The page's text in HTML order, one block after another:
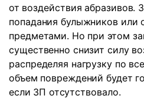
от воздействия абразивов.
попадания булыжников или
предметами. Но при этом
существенно снизит силу
распределяя нагрузку по
объем повреждений будет
если ЗП отсутствовало.